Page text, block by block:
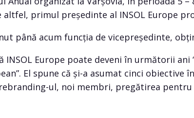
altfel, primul președinte al INSOL Europe
până acum funcția de vicepreședinte,
INSOL Europe poate deveni în următorii
El spune că și-a asumat cinci obiective
ul, noi membri, pregătirea